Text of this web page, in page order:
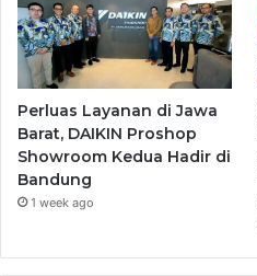
Perluas Layanan di Jawa
Barat, DAIKIN Proshop
Showroom Kedua Hadir di
Bandung
1 week ago